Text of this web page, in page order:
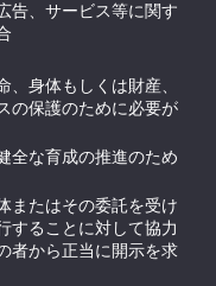
告、サービス等に関す
、身体もしくは財産、
の保護のために必要が
全な育成の推進のため
またはその委託を受け
することに対して協力
者から正当に開示を求